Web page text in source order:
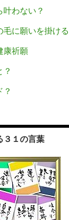
叶わない？
毛に願いを掛ける
康祈願
？
？
３１の言葉